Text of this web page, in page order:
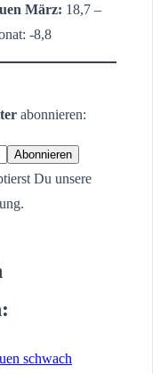
März: 18,7 –
-8,8
abonnieren:
Du unsere
schwach